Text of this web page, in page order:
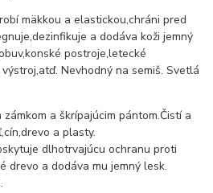
mäkkou a elastickou,chráni pred
a dodáva koži jemný
postroje,letecké
Nevhodný na semiš. Svetlá
zámkom a škrípajúcim pántom.Čistí a
a plasty.
dlhotrvajúcu ochranu proti
drevo a dodáva mu jemný lesk.